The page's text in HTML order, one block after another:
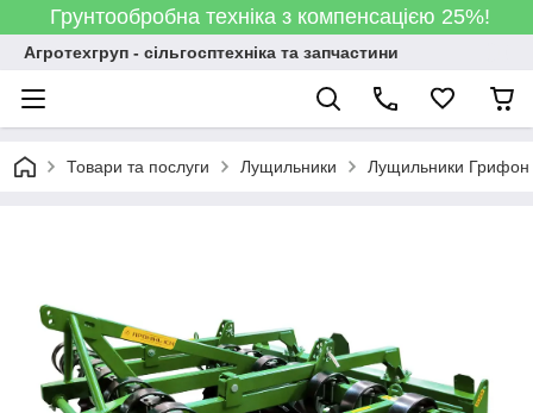
Грунтообробна техніка з компенсацією 25%!
Агротехгруп - сільгосптехніка та запчастини
Товари та послуги Лущильники Лущильники Грифон